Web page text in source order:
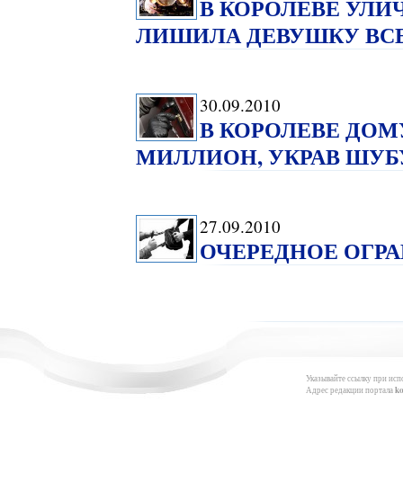
В КОРОЛЕВЕ
ЛИШИЛА ДЕВУШКУ
30.09.2010
В КОРОЛЕВЕ
МИЛЛИОН, УКРАВ
27.09.2010
ОЧЕРЕДНОЕ
Указывайте ссылку при
Адрес редакции портала